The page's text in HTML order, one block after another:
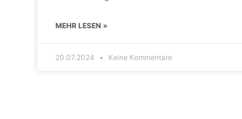
MEHR LESEN »
20.07.2024 Keine Kommentare